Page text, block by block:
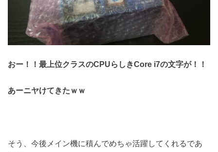
おー！！最上位クラスのCPUらしきCore i7の文字が！！
あーニヤけてきたｗｗ
そう、今後メイン機に積んでめちゃ活躍してくれるであ